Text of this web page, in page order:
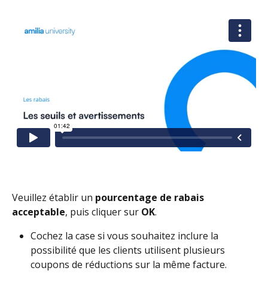
Veuillez établir un pourcentage de rabais
acceptable, puis cliquer sur OK.
Cochez la case si vous souhaitez inclure la
possibilité que les clients utilisent plusieurs
coupons de réductions sur la même facture.